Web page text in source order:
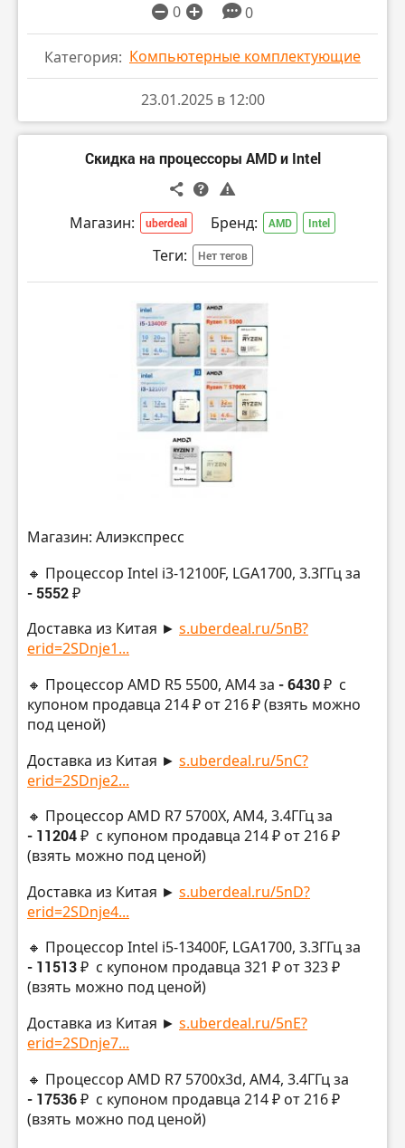
0 0
Категория: Компьютерные комплектующие
23.01.2025 в 12:00
Скидка на процессоры AMD и Intel
Магазин: uberdeal Бренд: AMD Intel
Теги: Нет тегов
Магазин: Алиэкспресс
🔸 Процессор Intel i3-12100F, LGA1700, 3.3ГГц за
- 5552 ₽
Доставка из Китая ► s.uberdeal.ru/5nB?
erid=2SDnje1...
🔸 Процессор AMD R5 5500, AM4 за - 6430 ₽ с
купоном продавца 214 ₽ от 216 ₽ (взять можно
под ценой)
Доставка из Китая ► s.uberdeal.ru/5nC?
erid=2SDnje2...
🔸 Процессор AMD R7 5700X, AM4, 3.4ГГц за
- 11204 ₽ с купоном продавца 214 ₽ от 216 ₽
(взять можно под ценой)
Доставка из Китая ► s.uberdeal.ru/5nD?
erid=2SDnje4...
🔸 Процессор Intel i5-13400F, LGA1700, 3.3ГГц за
- 11513 ₽ с купоном продавца 321 ₽ от 323 ₽
(взять можно под ценой)
Доставка из Китая ► s.uberdeal.ru/5nE?
erid=2SDnje7...
🔸 Процессор AMD R7 5700x3d, AM4, 3.4ГГц за
- 17536 ₽ с купоном продавца 214 ₽ от 216 ₽
(взять можно под ценой)